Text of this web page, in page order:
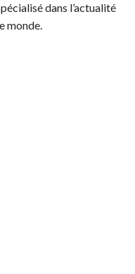
dans l’actualité
monde.